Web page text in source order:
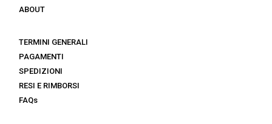
ABOUT
TERMINI GENERALI
PAGAMENTI
SPEDIZIONI
RESI E RIMBORSI
FAQs